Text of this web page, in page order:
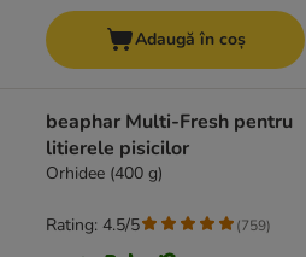
Adaugă în coș
beaphar Multi-Fresh pentru
litierele pisicilor
Orhidee (400 g)
Rating: 4.5/5 (759)